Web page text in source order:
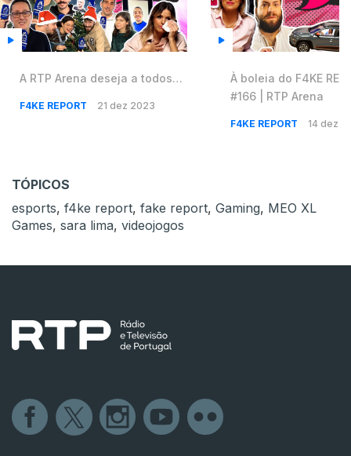
A RTP Arena deseja a todos…
F4KE REPORT 21 dez 2023
À boleia do F4KE
#166 | RTP Arena
F4KE REPORT 14 dez
TÓPICOS
esports, f4ke report, fake report, Gaming, MEO XL
Games, sara lima, videojogos